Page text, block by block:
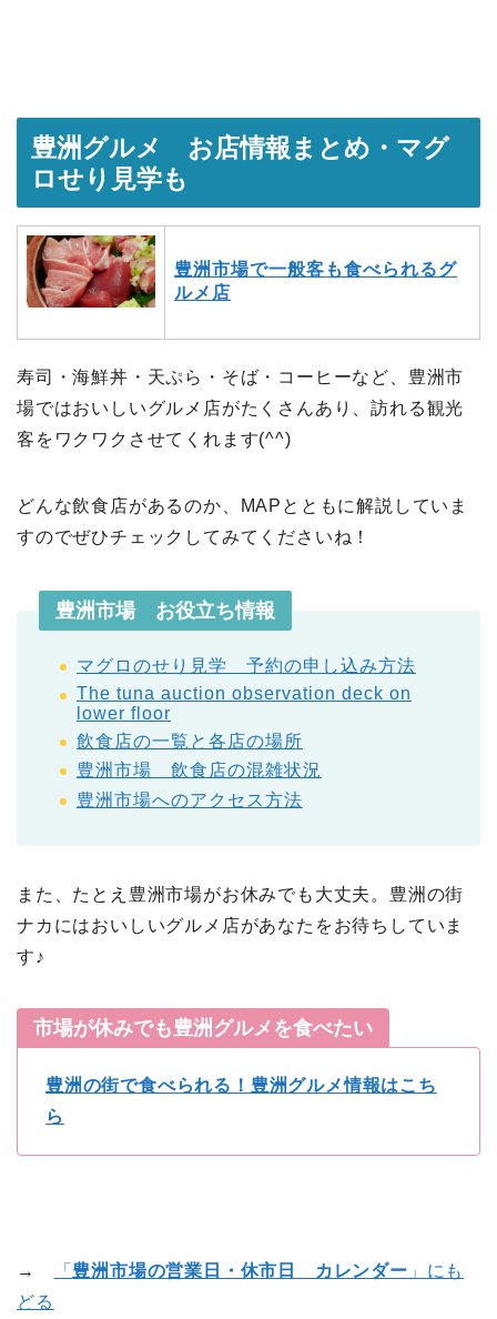
豊洲グルメ お店情報まとめ・マグ
ロせり見学も
豊洲市場で一般客も食べられるグ
ルメ店
寿司・海鮮丼・天ぷら・そば・コーヒーなど、豊洲市
場ではおいしいグルメ店がたくさんあり、訪れる観光
客をワクワクさせてくれます(^^)
どんな飲食店があるのか、MAPとともに解説していま
すのでぜひチェックしてみてくださいね！
豊洲市場 お役立ち情報
マグロのせり見学 予約の申し込み方法
The tuna auction observation deck on
lower floor
飲食店の一覧と各店の場所
豊洲市場 飲食店の混雑状況
豊洲市場へのアクセス方法
また、たとえ豊洲市場がお休みでも大丈夫。豊洲の街
ナカにはおいしいグルメ店があなたをお待ちしていま
す♪
市場が休みでも豊洲グルメを食べたい
豊洲の街で食べられる！豊洲グルメ情報はこち
ら
→ 「 豊洲市場の営業日・休市日 カレンダー 」にも
どる